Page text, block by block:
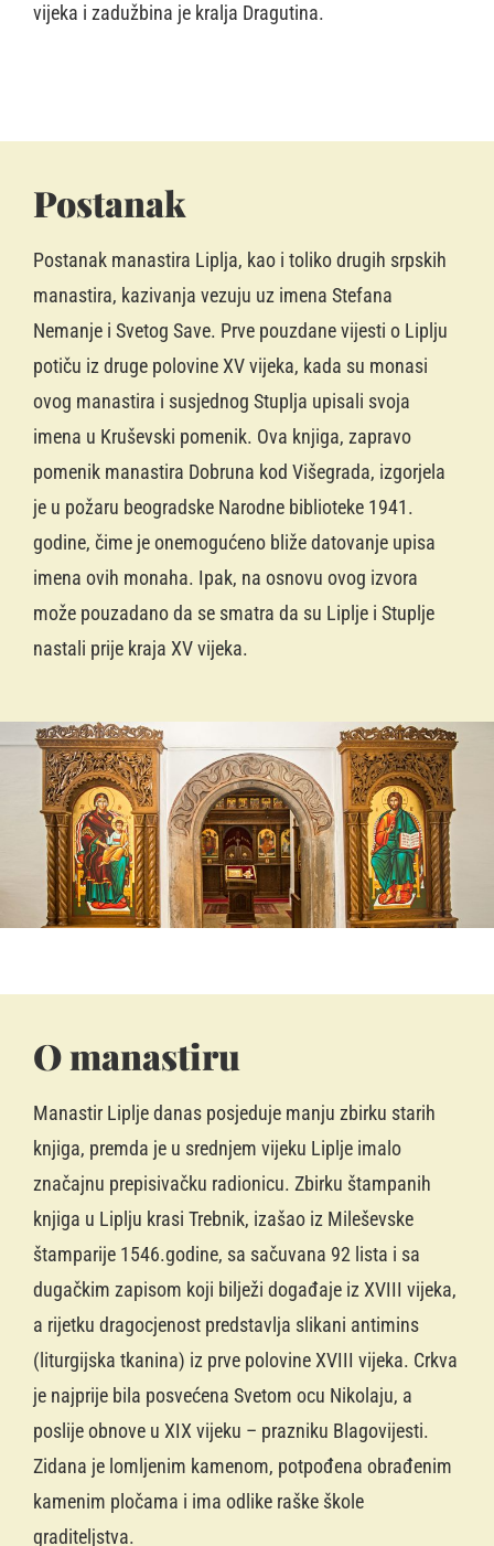
vijeka i zadužbina je kralja Dragutina.
Postanak
Postanak manastira Liplja, kao i toliko drugih srpskih
manastira, kazivanja vezuju uz imena Stefana
Nemanje i Svetog Save. Prve pouzdane vijesti o Liplju
potiču iz druge polovine XV vijeka, kada su monasi
ovog manastira i susjednog Stuplja upisali svoja
imena u Kruševski pomenik. Ova knjiga, zapravo
pomenik manastira Dobruna kod Višegrada, izgorjela
je u požaru beogradske Narodne biblioteke 1941.
godine, čime je onemogućeno bliže datovanje upisa
imena ovih monaha. Ipak, na osnovu ovog izvora
može pouzadano da se smatra da su Liplje i Stuplje
nastali prije kraja XV vijeka.
O manastiru
Manastir Liplje danas posjeduje manju zbirku starih
knjiga, premda je u srednjem vijeku Liplje imalo
značajnu prepisivačku radionicu. Zbirku štampanih
knjiga u Liplju krasi Trebnik, izašao iz Mileševske
štamparije 1546.godine, sa sačuvana 92 lista i sa
dugačkim zapisom koji bilježi događaje iz XVIII vijeka,
a rijetku dragocjenost predstavlja slikani antimins
(liturgijska tkanina) iz prve polovine XVIII vijeka. Crkva
je najprije bila posvećena Svetom ocu Nikolaju, a
poslije obnove u XIX vijeku – prazniku Blagovijesti.
Zidana je lomljenim kamenom, potpođena obrađenim
kamenim pločama i ima odlike raške škole
graditeljstva.